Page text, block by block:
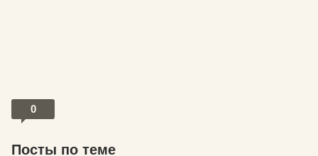
0
Посты по теме